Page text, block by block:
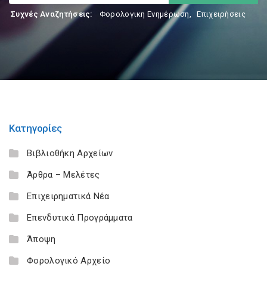
Συχνές Αναζητήσεις: Φορολογικη Ενημέρωση, Επιχειρήσεις
Κατηγορίες
Βιβλιοθήκη Αρχείων
Άρθρα – Μελέτες
Επιχειρηματικά Νέα
Επενδυτικά Προγράμματα
Άποψη
Φορολογικό Αρχείο